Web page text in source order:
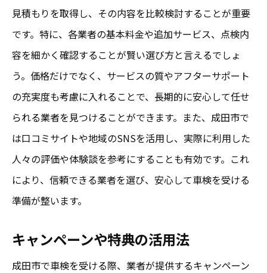
見積もりを取得し、その内容を比較検討することが重要
です。特に、各業者の基本料金や追加サービス、点検内
容を細かく確認することが賢い選び方と言えるでしょ
う。価格だけでなく、サービスの質やアフターサポート
の充実度も考慮に入れることで、長期的に安心して任せ
られる業者を見つけることができます。また、成田市で
は口コミサイトや地域のSNSを活用し、実際に利用した
人々の評価や体験談を参考にすることも有効です。これ
により、信頼できる業者を選び、安心して車検を受ける
準備が整います。
キャンペーンや特典の活用法
成田市で車検を受ける際、業者が提供するキャンペーン